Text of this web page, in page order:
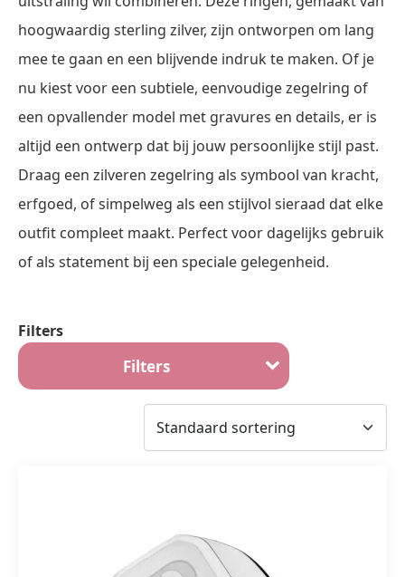
hoogwaardig sterling zilver, zijn ontworpen om lang
mee te gaan en een blijvende indruk te maken. Of je
nu kiest voor een subtiele, eenvoudige zegelring of
een opvallender model met gravures en details, er is
altijd een ontwerp dat bij jouw persoonlijke stijl past.
Draag een zilveren zegelring als symbool van kracht,
erfgoed, of simpelweg als een stijlvol sieraad dat elke
outfit compleet maakt. Perfect voor dagelijks gebruik
of als statement bij een speciale gelegenheid.
Filters
Filters